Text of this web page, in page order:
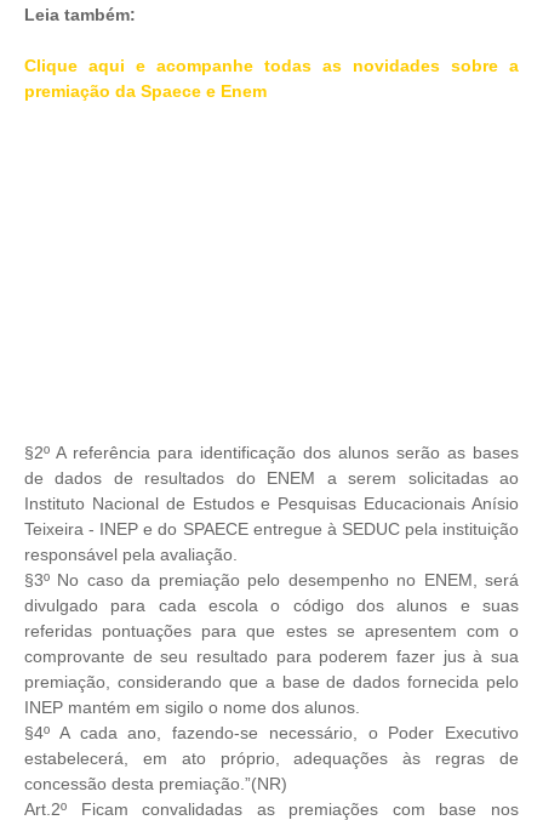
Leia também:
Clique aqui e acompanhe todas as novidades sobre a
premiação da Spaece e Enem
§2º A referência para identificação dos alunos serão as bases
de dados de resultados do ENEM a serem solicitadas ao
Instituto Nacional de Estudose Pesquisas Educacionais Anísio
Teixeira - INEP e do SPAECE entregue à SEDUC pela instituição
responsável pela avaliação.
§3º No caso da premiação pelo desempenho no ENEM, será
divulgado para cada escola o código dos alunos e suas
referidas pontuações para que estes se apresentem com o
comprovante de seu resultado para poderem fazer jus à sua
premiação, considerando que a base de dados fornecida pelo
INEP mantém em sigilo o nome dos alunos.
§4º A cada ano, fazendo-se necessário, o Poder Executivo
estabelecerá, em ato próprio, adequações às regras de
concessão desta premiação.”(NR)
Art.2º Ficam convalidadas as premiações com base nos